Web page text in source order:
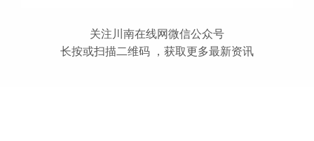
关注川南在线网微信公众号
长按或扫描二维码 ，获取更多最新资讯